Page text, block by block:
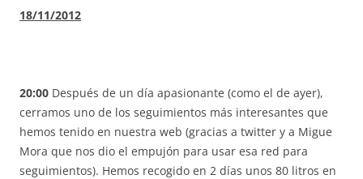
18/11/2012
20:00 Después de un día apasionante (como el de ayer),
cerramos uno de los seguimientos más interesantes que
hemos tenido en nuestra web (gracias a twitter y a Migue
Mora que nos dio el empujón para usar esa red para
seguimientos). Hemos recogido en 2 días unos 80 litros en